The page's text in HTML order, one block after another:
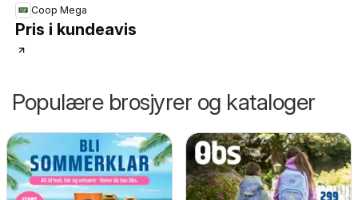
Coop Mega
Pris i kundeavis
Populære brosjyrer og kataloger